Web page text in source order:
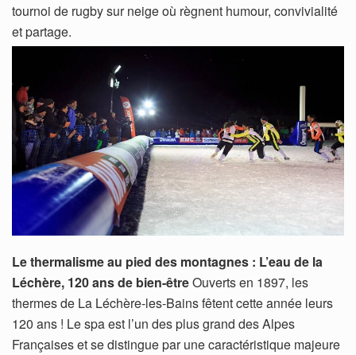
tournoi de rugby sur neige où règnent humour, convivialité
et partage.
Le thermalisme au pied des montagnes : L’eau de la
Léchère, 120 ans de bien-êtreOuverts en 1897, les
thermes de La Léchère-les-Bains fêtent cette année leurs
120 ans ! Le spa est l’un des plus grand des Alpes
Françaises et se distingue par une caractéristique majeure